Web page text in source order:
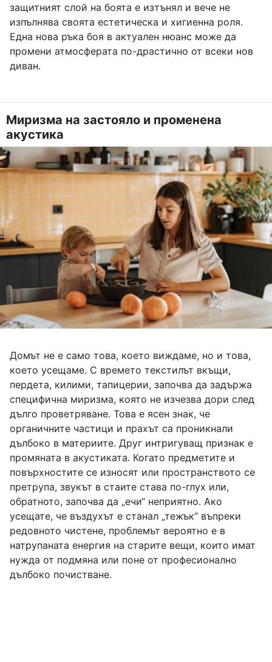
защитният слой на боята е изтънял и вече не
изпълнява своята естетическа и хигиенна роля.
Една нова ръка боя в актуален нюанс може да
промени атмосферата по-драстично от всеки нов
диван.
Миризма на застояло и променена
акустика
Домът не е само това, което виждаме, но и това,
което усещаме. С времето текстилът вкъщи,
пердета, килими, тапицерии, започва да задържа
специфична миризма, която не изчезва дори след
дълго проветряване. Това е ясен знак, че
органичните частици и прахът са проникнали
дълбоко в материите. Друг интригуващ признак е
промяната в акустиката. Когато предметите и
повърхностите се износят или пространството се
претрупа, звукът в стаите става по-глух или,
обратното, започва да „ечи“ неприятно. Ако
усещате, че въздухът е станал „тежък“ въпреки
редовното чистене, проблемът вероятно е в
натрупаната енергия на старите вещи, които имат
нужда от подмяна или поне от професионално
дълбоко почистване.